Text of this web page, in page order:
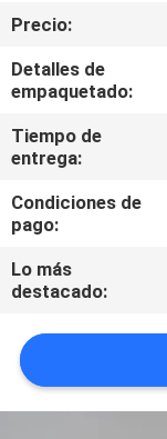
DE
CALIDAD
CONTACTA
CON
NOSOTROS
SOLICITAR
UNA
CITA
Precio:
Detalles de
empaquetado:
Tiempo de
entrega:
Condiciones de
pago:
Lo más
destacado: